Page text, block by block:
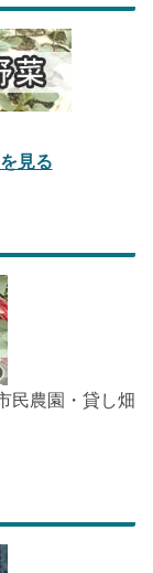
見る
民農園・貸し畑